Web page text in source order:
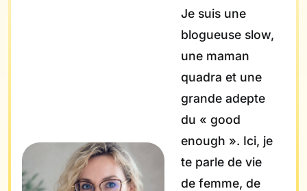
Je suis une
blogueuse slow,
une maman
quadra et une
grande adepte
du « good
enough ». Ici, je
te parle de vie
de femme, de